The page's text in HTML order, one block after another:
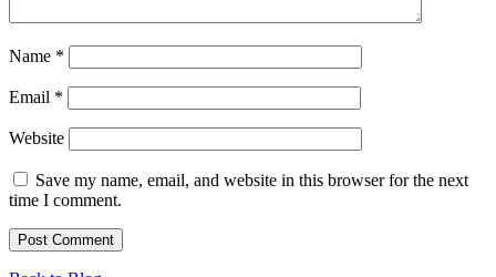
Name *
Email *
Website
Save my name, email, and website in this browser for the next
time I comment.